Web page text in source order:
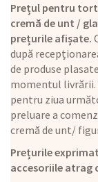
Prețul pentru
cremă de unt /
prețurile afișate.
după
de produse
momentul livrării.
pentru ziua
preluare a
cremă de unt/
Prețurile
accesoriile atrag